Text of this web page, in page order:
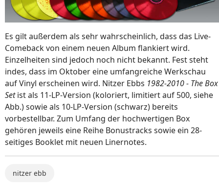
Es gilt außerdem als sehr wahrscheinlich, dass das Live-
Comeback von einem neuen Album flankiert wird.
Einzelheiten sind jedoch noch nicht bekannt. Fest steht
indes, dass im Oktober eine umfangreiche Werkschau
auf Vinyl erscheinen wird. Nitzer Ebbs 1982-2010 - The Box
Setist als 11-LP-Version (koloriert, limitiert auf 500, siehe
Abb.) sowie als 10-LP-Version (schwarz) bereits
vorbestellbar. Zum Umfang der hochwertigen Box
gehören jeweils eine Reihe Bonustracks sowie ein 28-
seitiges Booklet mit neuen Linernotes.
nitzer ebb